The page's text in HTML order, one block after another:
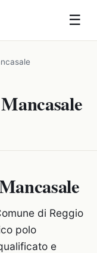
☰
di Reggio
polo
e